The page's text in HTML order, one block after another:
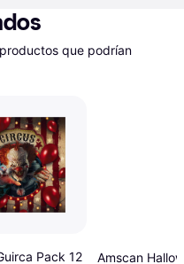
que podrían
Pack 12
Amscan